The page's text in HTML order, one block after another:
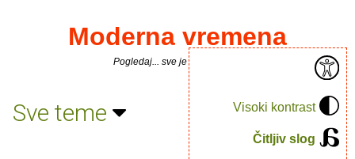
Visoki kontrast
Čitljiv slog
Moderna vremena
Pogledaj... sve je puno knjiga.
Sve teme